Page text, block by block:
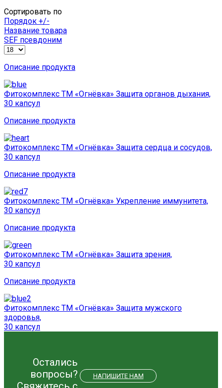
Сортировать по
Порядок +/-
Название товара
SEF псевдоним
Описание продукта
Фитокомплекс ТМ «Огнёвка» Защита органов дыхания,
30 капсул
Описание продукта
Фитокомплекс ТМ «Огнёвка» Защита сердца и сосудов,
30 капсул
Описание продукта
Фитокомплекс ТМ «Огнёвка» Укрепление иммунитета,
30 капсул
Описание продукта
Фитокомплекс ТМ «Огнёвка» Защита зрения,
30 капсул
Описание продукта
Фитокомплекс ТМ «Огнёвка» Защита мужского
здоровья,
30 капсул
Остались
вопросы?
НАПИШИТЕ НАМ